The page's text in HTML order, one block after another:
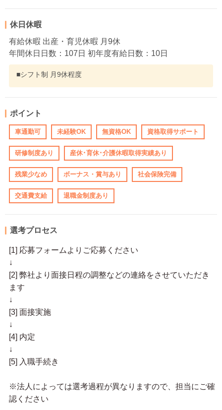
休日休暇
有給休暇 出産・育児休暇 月9休
年間休日日数：107日 初年度有給日数：10日
■シフト制 月9休程度
ポイント
車通勤可 未経験OK 無資格OK 資格取得サポート
研修制度あり 産休･育休･介護休暇取得実績あり
残業少なめ ボーナス・賞与あり 社会保険完備
交通費支給 退職金制度あり
選考プロセス
[1] 応募フォームよりご応募ください
↓
[2] 弊社より面接日程の調整などの連絡をさせていただき
ます
↓
[3] 面接実施
↓
[4] 内定
↓
[5] 入職手続き
※法人によっては選考過程が異なりますので、担当にご確
認ください